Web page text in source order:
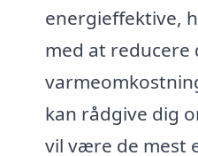
energieffektive,
med at reducere
kan rådgive dig
vil være de mest